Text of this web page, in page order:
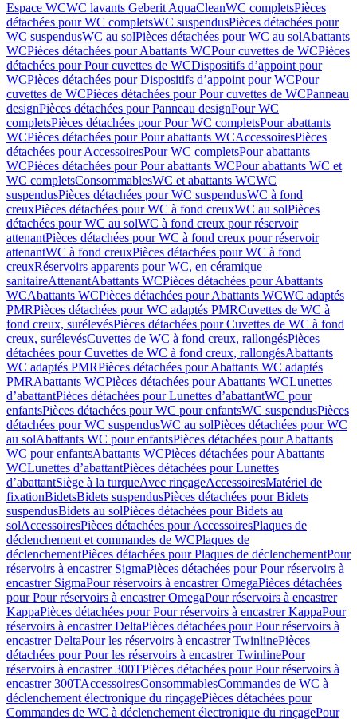
Espace WCWC lavants Geberit AquaCleanWC completsPièces
détachées pour WC completsWC suspendusPièces détachées pour
WC suspendusWC au solPièces détachées pour WC au solAbattants
WCPièces détachées pour Abattants WCPour cuvettes de WCPièces
détachées pour Pour cuvettes de WCDispositifs d’appoint pour
WCPièces détachées pour Dispositifs d’appoint pour WCPour
cuvettes de WCPièces détachées pour Pour cuvettes de WCPanneau
designPièces détachées pour Panneau designPour WC
completsPièces détachées pour Pour WC completsPour abattants
WCPièces détachées pour Pour abattants WCAccessoiresPièces
détachées pour AccessoiresPour WC completsPour abattants
WCPièces détachées pour Pour abattants WCPour abattants WC et
WC completsConsommablesWC et abattants WCWC
suspendusPièces détachées pour WC suspendusWC à fond
creuxPièces détachées pour WC à fond creuxWC au solPièces
détachées pour WC au solWC à fond creux pour réservoir
attenantPièces détachées pour WC à fond creux pour réservoir
attenantWC à fond creuxPièces détachées pour WC à fond
creuxRéservoirs apparents pour WC, en céramique
sanitaireAttenantAbattants WCPièces détachées pour Abattants
WCAbattants WCPièces détachées pour Abattants WCWC adaptés
PMRPièces détachées pour WC adaptés PMRCuvettes de WC à
fond creux, surélevésPièces détachées pour Cuvettes de WC à fond
creux, surélevésCuvettes de WC à fond creux, rallongésPièces
détachées pour Cuvettes de WC à fond creux, rallongésAbattants
WC adaptés PMRPièces détachées pour Abattants WC adaptés
PMRAbattants WCPièces détachées pour Abattants WCLunettes
d’abattantPièces détachées pour Lunettes d’abattantWC pour
enfantsPièces détachées pour WC pour enfantsWC suspendusPièces
détachées pour WC suspendusWC au solPièces détachées pour WC
au solAbattants WC pour enfantsPièces détachées pour Abattants
WC pour enfantsAbattants WCPièces détachées pour Abattants
WCLunettes d’abattantPièces détachées pour Lunettes
d’abattantSiège à la turqueAvec rinçageAccessoiresMatériel de
fixationBidetsBidets suspendusPièces détachées pour Bidets
suspendusBidets au solPièces détachées pour Bidets au
solAccessoiresPièces détachées pour AccessoiresPlaques de
déclenchement et commandes de WCPlaques de
déclenchementPièces détachées pour Plaques de déclenchementPour
réservoirs à encastrer SigmaPièces détachées pour Pour réservoirs à
encastrer SigmaPour réservoirs à encastrer OmegaPièces détachées
pour Pour réservoirs à encastrer OmegaPour réservoirs à encastrer
KappaPièces détachées pour Pour réservoirs à encastrer KappaPour
réservoirs à encastrer DeltaPièces détachées pour Pour réservoirs à
encastrer DeltaPour les réservoirs à encastrer TwinlinePièces
détachées pour Pour les réservoirs à encastrer TwinlinePour
réservoirs à encastrer 300TPièces détachées pour Pour réservoirs à
encastrer 300TAccessoiresConsommablesCommandes de WC à
déclenchement électronique du rinçagePièces détachées pour
Commandes de WC à déclenchement électronique du rinçagePour